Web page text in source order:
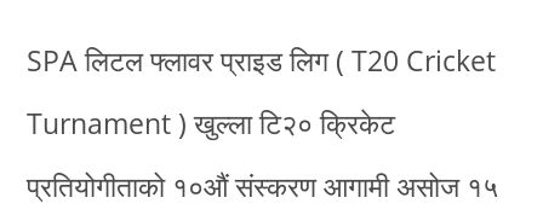
SPA लिटल फ्लावर प्राइड लिग ( T20 Cricket
Turnament ) खुल्ला टि२० क्रिकेट
प्रतियोगीताको १०औं संस्करण आगामी असोज १५